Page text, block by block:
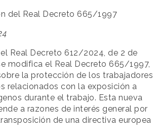
del Real Decreto 665/1997
Real Decreto 612/2024, de 2 de
modifica el Real Decreto 665/1997,
la protección de los trabajadores
relacionados con la exposición a
durante el trabajo. Esta nueva
a razones de interés general por
de una directiva europea